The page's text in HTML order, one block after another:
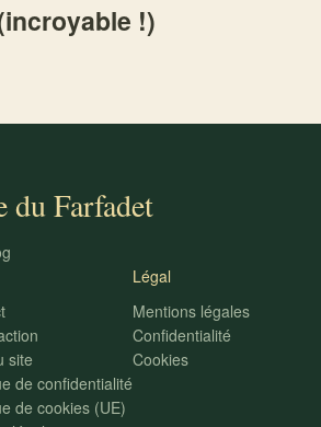
!)
du Farfadet
site
de confidentialité
de cookies (UE)
Légal
Mentions légales
Confidentialité
Cookies